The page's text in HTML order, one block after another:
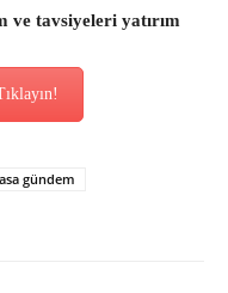
ve tavsiyeleri yatırım
gündem